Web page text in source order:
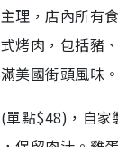
理，店內所有
烤肉，包括豬
美國街頭風味。
點$48)，自家